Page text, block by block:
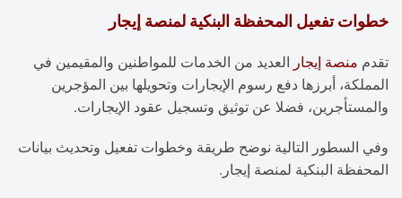
خطوات تفعيل المحفظة البنكية لمنصة إيجار
تقدم منصة إيجار العديد من الخدمات للمواطنين والمقيمين في
المملكة، أبرزها دفع رسوم الإيجارات وتحويلها بين المؤجرين
والمستأجرين، فضلا عن توثيق وتسجيل عقود الإيجارات.
وفي السطور التالية نوضح طريقة وخطوات تفعيل وتحديث بيانات
المحفظة البنكية لمنصة إيجار.